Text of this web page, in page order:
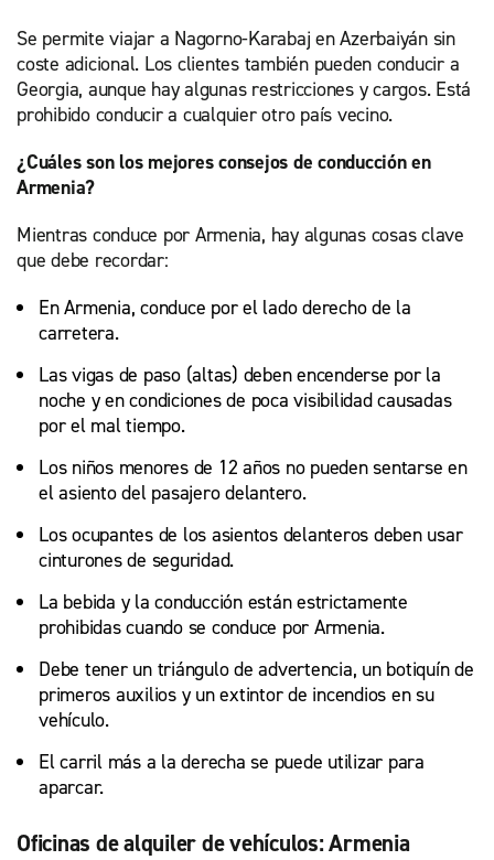
Se permite viajar a Nagorno-Karabaj en Azerbaiyán sin
coste adicional. Los clientes también pueden conducir a
Georgia, aunque hay algunas restricciones y cargos. Está
prohibido conducir a cualquier otro país vecino.
¿Cuáles son los mejores consejos de conducción en
Armenia?
Mientras conduce por Armenia, hay algunas cosas clave
que debe recordar:
En Armenia, conduce por el lado derecho de la
carretera.
Las vigas de paso (altas) deben encenderse por la
noche y en condiciones de poca visibilidad causadas
por el mal tiempo.
Los niños menores de 12 años no pueden sentarse en
el asiento del pasajero delantero.
Los ocupantes de los asientos delanteros deben usar
cinturones de seguridad.
La bebida y la conducción están estrictamente
prohibidas cuando se conduce por Armenia.
Debe tener un triángulo de advertencia, un botiquín de
primeros auxilios y un extintor de incendios en su
vehículo.
El carril más a la derecha se puede utilizar para
aparcar.
Oficinas de alquiler de vehículos: Armenia